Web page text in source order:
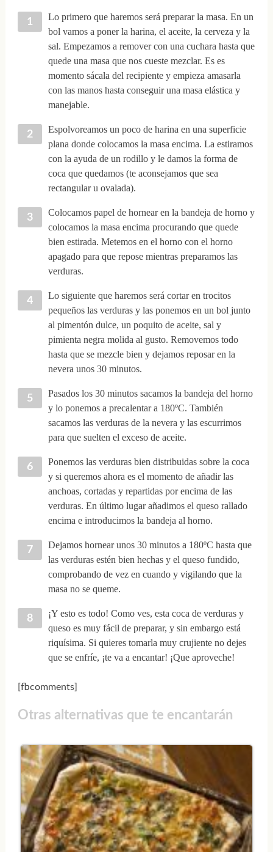
Lo primero que haremos será preparar la masa. En un
bol vamos a poner la harina, el aceite, la cerveza y la
sal. Empezamos a remover con una cuchara hasta que
quede una masa que nos cueste mezclar. Es es
momento sácala del recipiente y empieza amasarla
con las manos hasta conseguir una masa elástica y
manejable.
Espolvoreamos un poco de harina en una superficie
plana donde colocamos la masa encima. La estiramos
con la ayuda de un rodillo y le damos la forma de
coca que quedamos (te aconsejamos que sea
rectangular u ovalada).
Colocamos papel de hornear en la bandeja de horno y
colocamos la masa encima procurando que quede
bien estirada. Metemos en el horno con el horno
apagado para que repose mientras preparamos las
verduras.
Lo siguiente que haremos será cortar en trocitos
pequeños las verduras y las ponemos en un bol junto
al pimentón dulce, un poquito de aceite, sal y
pimienta negra molida al gusto. Removemos todo
hasta que se mezcle bien y dejamos reposar en la
nevera unos 30 minutos.
Pasados los 30 minutos sacamos la bandeja del horno
y lo ponemos a precalentar a 180ºC. También
sacamos las verduras de la nevera y las escurrimos
para que suelten el exceso de aceite.
Ponemos las verduras bien distribuidas sobre la coca
y si queremos ahora es el momento de añadir las
anchoas, cortadas y repartidas por encima de las
verduras. En último lugar añadimos el queso rallado
encima e introducimos la bandeja al horno.
Dejamos hornear unos 30 minutos a 180ºC hasta que
las verduras estén bien hechas y el queso fundido,
comprobando de vez en cuando y vigilando que la
masa no se queme.
¡Y esto es todo! Como ves, esta coca de verduras y
queso es muy fácil de preparar, y sin embargo está
riquísima. Si quieres tomarla muy crujiente no dejes
que se enfríe, ¡te va a encantar! ¡Que aproveche!
[fbcomments]
Otras alternativas que te encantarán